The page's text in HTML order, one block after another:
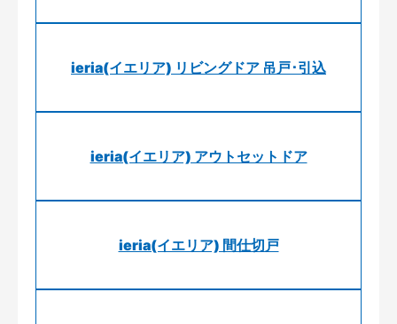
ieria(イエリア) リビングドア 吊戸･引込
ieria(イエリア) アウトセットドア
ieria(イエリア) 間仕切戸